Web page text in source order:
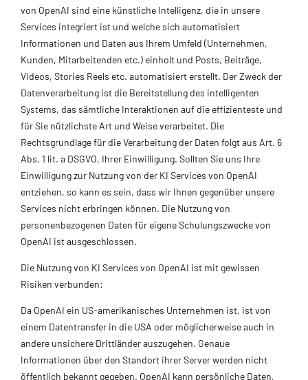
von OpenAI sind eine künstliche Intelligenz, die in unsere
Services integriert ist und welche sich automatisiert
Informationen und Daten aus Ihrem Umfeld (Unternehmen,
Kunden, Mitarbeitenden etc.) einholt und Posts, Beiträge,
Videos, Stories Reels etc. automatisiert erstellt. Der Zweck der
Datenverarbeitung ist die Bereitstellung des intelligenten
Systems, das sämtliche Interaktionen auf die effizienteste und
für Sie nützlichste Art und Weise verarbeitet. Die
Rechtsgrundlage für die Verarbeitung der Daten folgt aus Art. 6
Abs. 1 lit. a DSGVO, Ihrer Einwilligung. Sollten Sie uns Ihre
Einwilligung zur Nutzung von der KI Services von OpenAI
entziehen, so kann es sein, dass wir Ihnen gegenüber unsere
Services nicht erbringen können. Die Nutzung von
personenbezogenen Daten für eigene Schulungszwecke von
OpenAI ist ausgeschlossen.
Die Nutzung von KI Services von OpenAI ist mit gewissen
Risiken verbunden:
Da OpenAI ein US-amerikanisches Unternehmen ist, ist von
einem Datentransfer in die USA oder möglicherweise auch in
andere unsichere Drittländer auszugehen. Genaue
Informationen über den Standort ihrer Server werden nicht
öffentlich bekannt gegeben. OpenAI kann persönliche Daten,